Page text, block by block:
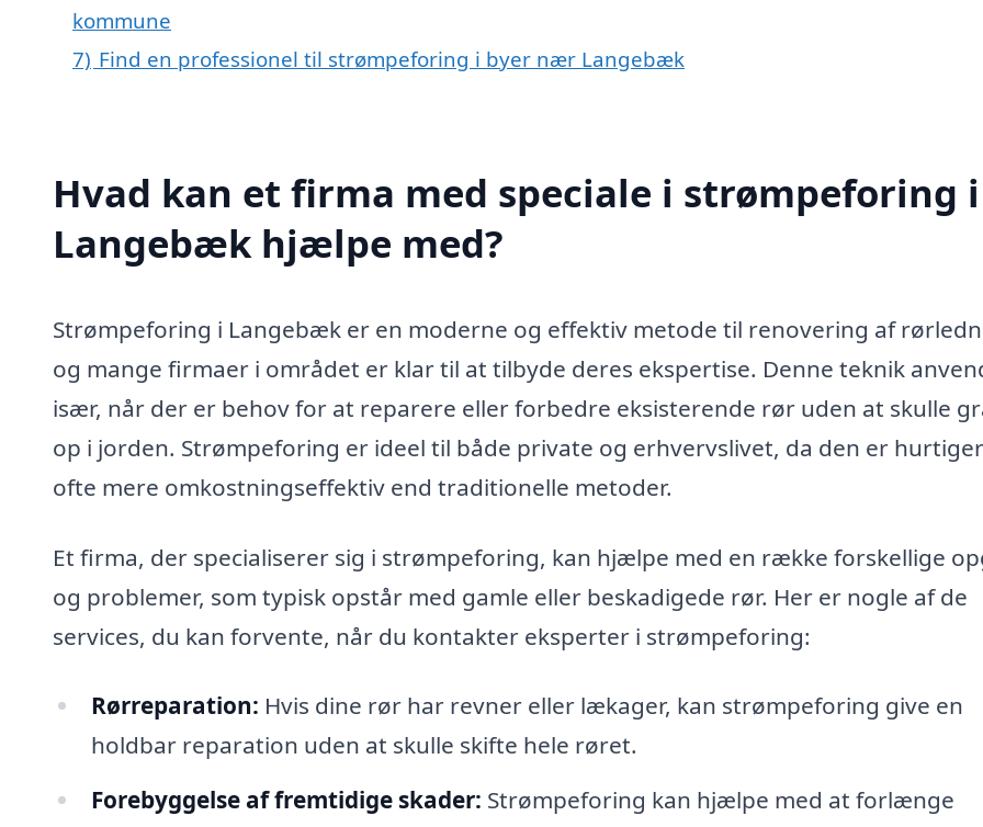
kommune
7) Find en professionel til strømpeforing i byer nær Langebæk
Hvad kan et firma med speciale i strømpeforing i
Langebæk hjælpe med?
Strømpeforing i Langebæk er en moderne og effektiv metode til renovering af
og mange firmaer i området er klar til at tilbyde deres ekspertise. Denne teknik
især, når der er behov for at reparere eller forbedre eksisterende rør uden at skulle
op i jorden. Strømpeforing er ideel til både private og erhvervslivet, da den er
ofte mere omkostningseffektiv end traditionelle metoder.
Et firma, der specialiserer sig i strømpeforing, kan hjælpe med en række forskellige
og problemer, som typisk opstår med gamle eller beskadigede rør. Her er nogle af de
services, du kan forvente, når du kontakter eksperter i strømpeforing:
Rørreparation: Hvis dine rør har revner eller lækager, kan strømpeforing give en
holdbar reparation uden at skulle skifte hele røret.
Forebyggelse af fremtidige skader: Strømpeforing kan hjælpe med at forlænge